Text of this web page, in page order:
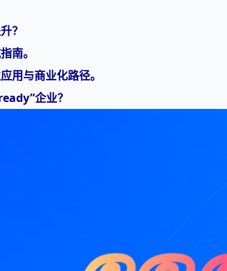
？
南。
与商业化路径。
企业？